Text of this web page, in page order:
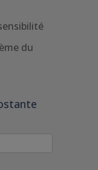
du